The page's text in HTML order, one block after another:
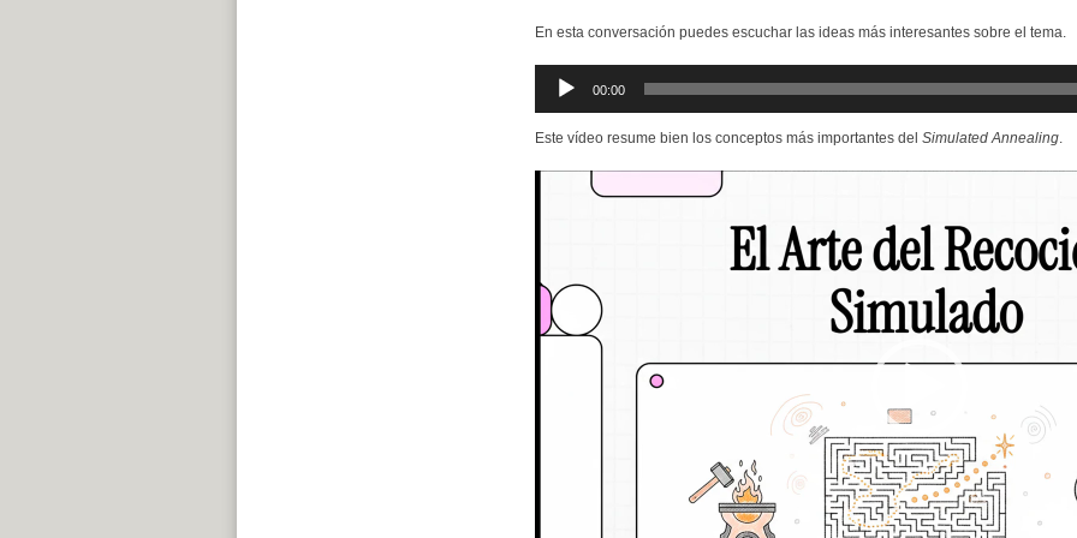
En esta conversación puedes escuchar las ideas más interesantes sobre el tema.
audio
00:00
Este vídeo resume bien los conceptos más importantes del Simulated Annealing.